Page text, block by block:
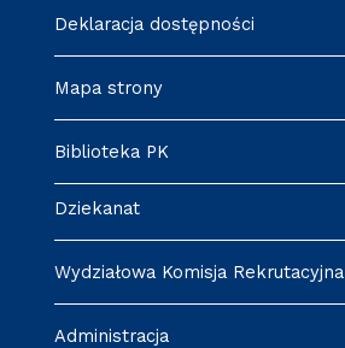
Deklaracja dostępności
Mapa strony
Biblioteka PK
Dziekanat
Wydziałowa Komisja Rekrutacyjna
Administracja